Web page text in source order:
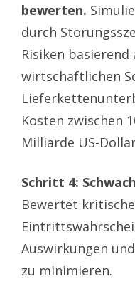
bewerten.
durch
Risiken
wirtschaftlichen
Kosten zwischen
Milliarde US-
Schritt 4:
Bewertet
Auswirkungen
zu minimieren.